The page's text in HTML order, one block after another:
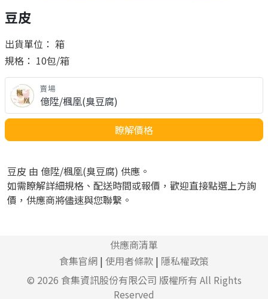
豆皮
出貨單位： 箱
規格： 10包/箱
賣場
億陞/楓凰(臭豆腐)
瞭解價格
豆皮 由 億陞/楓凰(臭豆腐) 供應。
如需瞭解詳細規格、配送時間或報價，歡迎直接點選上方詢
價，供應商將儘速與您聯繫。
供應商清單
食集官網 | 使用者條款 | 隱私權政策
© 2026 食集資訊股份有限公司 版權所有 All Rights
Reserved